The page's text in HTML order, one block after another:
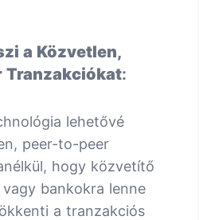
a Közvetlen,
Tranzakciókat:
lehetővé
peer-to-peer
hogy közvetítő
bankokra lenne
a tranzakciós